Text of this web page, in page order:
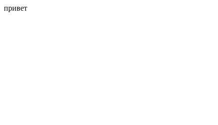
привет